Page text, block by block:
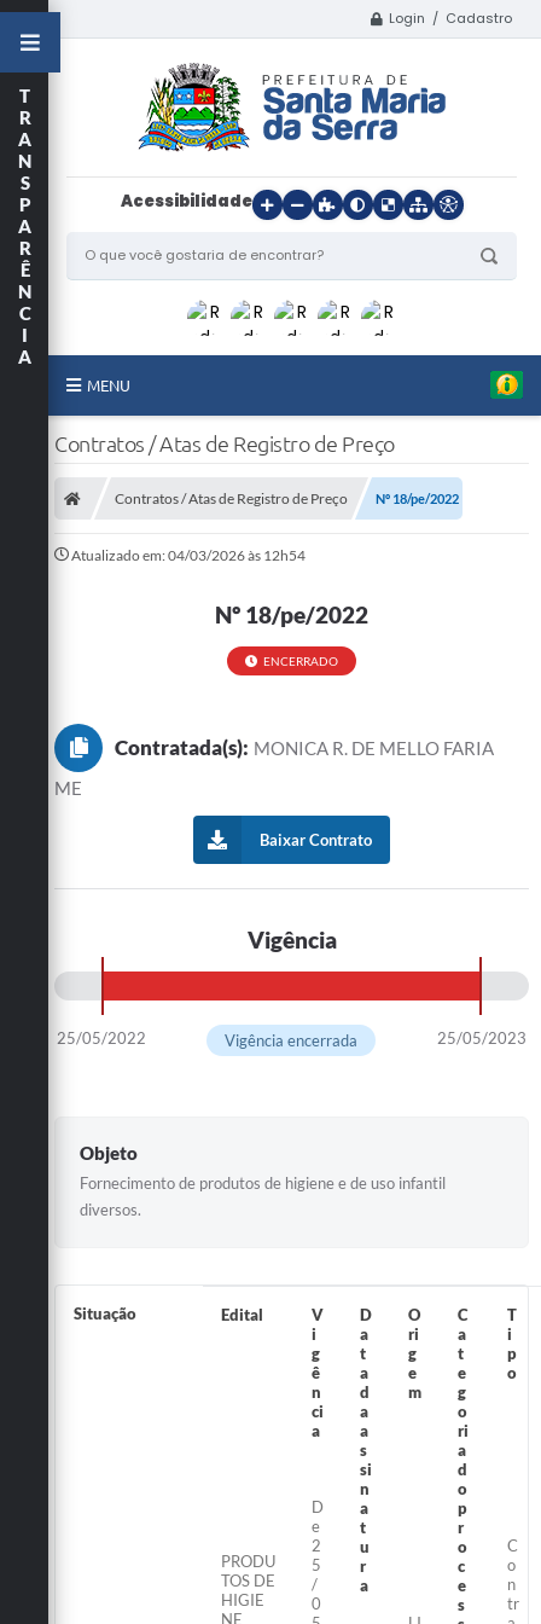
Login / Cadastro
Acessibilidade
MENU
Início
Legislação
Editais
T
R
A
N
S
P
A
R
Ê
N
C
I
A
Contratos / Atas de Registro de Preço
Contratos / Atas de Registro de Preço Nº 18/pe/2022
Atualizado em: 04/03/2026 às 12h54
Nº 18/pe/2022
ENCERRADO
Contratada(s): MONICA R. DE MELLO FARIA
ME
Baixar Contrato
Vigência
25/05/2022 25/05/2023
Vigência encerrada
Objeto
Fornecimento de produtos de higiene e de uso infantil
diversos.
Situação Edital
PRODU
TOS DE
HIGIE
NE
V
i
g
ê
n
ci
a
D
e
2
5
/
0
D
a
t
a
d
a
a
s
si
n
a
t
u
r
a
O
ri
g
e
m
C
a
t
e
g
o
ri
a
d
o
p
r
o
c
e
s
T
i
p
o
C
o
n
tr